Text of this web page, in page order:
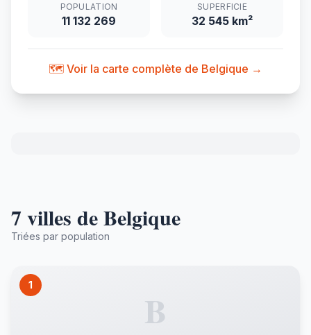
POPULATION
11 132 269
SUPERFICIE
32 545 km²
🗺️ Voir la carte complète de Belgique →
7 villes de Belgique
Triées par population
1
B